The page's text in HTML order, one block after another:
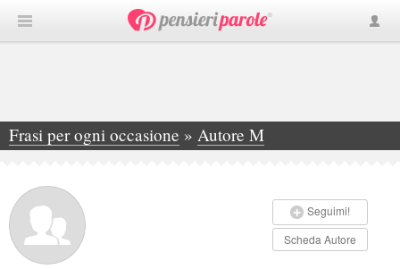
Frasi per ogni occasione » Autore M
»Miriana Spagnolo
Seguimi!
Scheda Autore